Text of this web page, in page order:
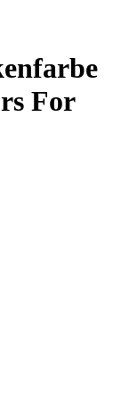
For